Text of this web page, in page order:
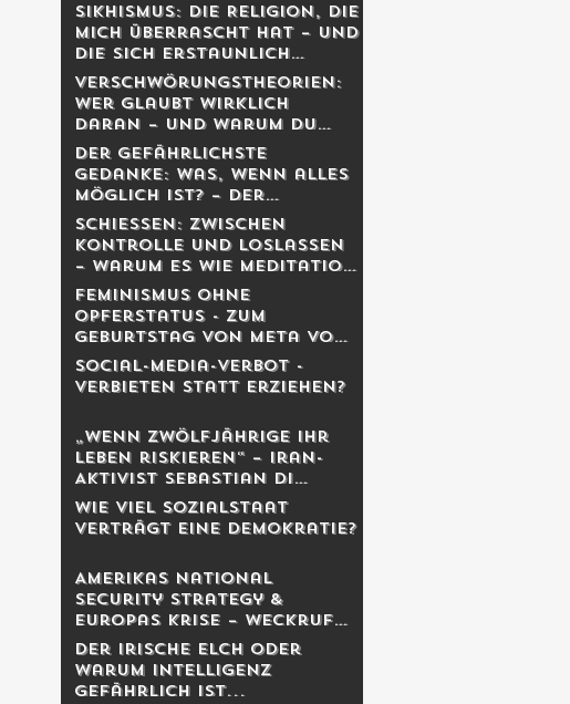
Sikhismus: Die Religion, die
mich überrascht hat – und
die sich erstaunlich
schweizerisch anfühlt
Verschwörungstheorien:
Wer glaubt wirklich
daran – und warum du
dich dabei wahrscheinlich
irrst
Der gefährlichste
Gedanke: Was, wenn alles
möglich ist? – Der
Schweizer Tom Clancy im
Gespräch
Schiessen: Zwischen
Kontrolle und Loslassen
– warum es wie Meditation
wirkt
Feminismus ohne
Opferstatus - Zum
Geburtstag von Meta von
Salis
Social-Media-Verbot -
Verbieten statt erziehen?
„Wenn Zwölfjährige ihr
Leben riskieren“ – Iran-
Aktivist Sebastian Di
Benedetto über
Revolution, Massaker und
das Schweigen des
Wie viel Sozialstaat
verträgt eine Demokratie?
Amerikas National
Security Strategy &
Europas Krise – Weckruf
oder Kriegserklärung?
Der irische Elch oder
warum Intelligenz
gefährlich ist...